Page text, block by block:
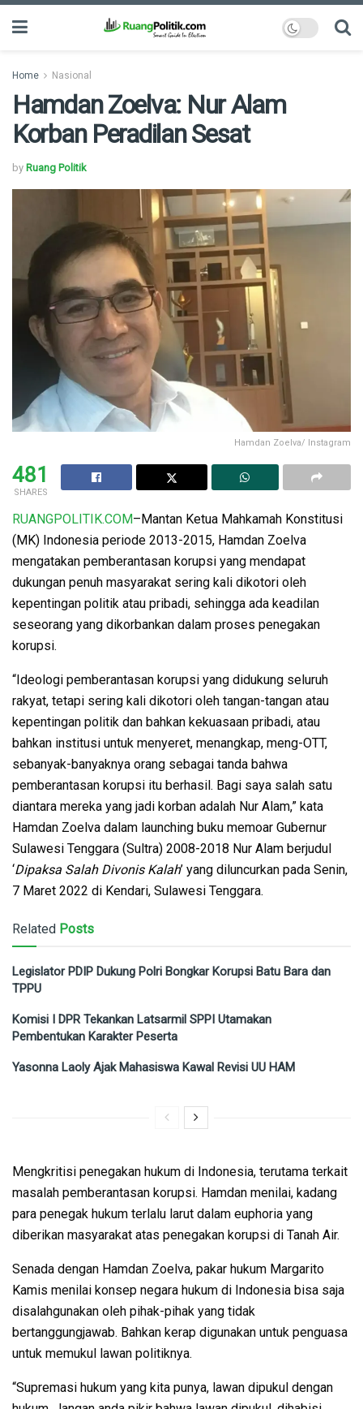
Home Nasional
Hamdan Zoelva: Nur Alam
Korban Peradilan Sesat
by Ruang Politik
Hamdan Zoelva/ Instagram
481
SHARES
RUANGPOLITIK.COM–Mantan Ketua Mahkamah Konstitusi
(MK) Indonesia periode 2013-2015, Hamdan Zoelva
mengatakan pemberantasan korupsi yang mendapat
dukungan penuh masyarakat sering kali dikotori oleh
kepentingan politik atau pribadi, sehingga ada keadilan
seseorang yang dikorbankan dalam proses penegakan
korupsi.
“Ideologi pemberantasan korupsi yang didukung seluruh
rakyat, tetapi sering kali dikotori oleh tangan-tangan atau
kepentingan politik dan bahkan kekuasaan pribadi, atau
bahkan institusi untuk menyeret, menangkap, meng-OTT,
sebanyak-banyaknya orang sebagai tanda bahwa
pemberantasan korupsi itu berhasil. Bagi saya salah satu
diantara mereka yang jadi korban adalah Nur Alam,” kata
Hamdan Zoelva dalam launching buku memoar Gubernur
Sulawesi Tenggara (Sultra) 2008-2018 Nur Alam berjudul
‘Dipaksa Salah Divonis Kalah’ yang diluncurkan pada Senin,
7 Maret 2022 di Kendari, Sulawesi Tenggara.
Related Posts
Legislator PDIP Dukung Polri Bongkar Korupsi Batu Bara dan
TPPU
Komisi I DPR Tekankan Latsarmil SPPI Utamakan
Pembentukan Karakter Peserta
Yasonna Laoly Ajak Mahasiswa Kawal Revisi UU HAM
Mengkritisi penegakan hukum di Indonesia, terutama terkait
masalah pemberantasan korupsi. Hamdan menilai, kadang
para penegak hukum terlalu larut dalam euphoria yang
diberikan masyarakat atas penegakan korupsi di Tanah Air.
Senada dengan Hamdan Zoelva, pakar hukum Margarito
Kamis menilai konsep negara hukum di Indonesia bisa saja
disalahgunakan oleh pihak-pihak yang tidak
bertanggungjawab. Bahkan kerap digunakan untuk penguasa
untuk memukul lawan politiknya.
“Supremasi hukum yang kita punya, lawan dipukul dengan